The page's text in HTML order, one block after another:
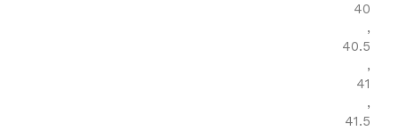
40
,
40.5
,
41
,
41.5